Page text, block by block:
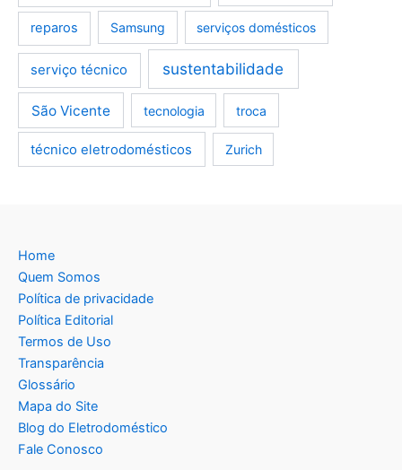
reparos Samsung serviços domésticos
serviço técnico sustentabilidade
São Vicente tecnologia troca
técnico eletrodomésticos Zurich
Home
Quem Somos
Política de privacidade
Política Editorial
Termos de Uso
Transparência
Glossário
Mapa do Site
Blog do Eletrodoméstico
Fale Conosco